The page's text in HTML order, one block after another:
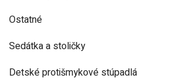
Ostatné
Sedátka a stoličky
Detské protišmykové stúpadlá